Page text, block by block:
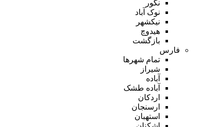
نگور
نوک آباد
نیکشهر
هیدوچ
بازگشت
فارس
تمام شهر‌ها
شیراز
آباده
آباده طشک
اردکان
ارسنجان
استهبان